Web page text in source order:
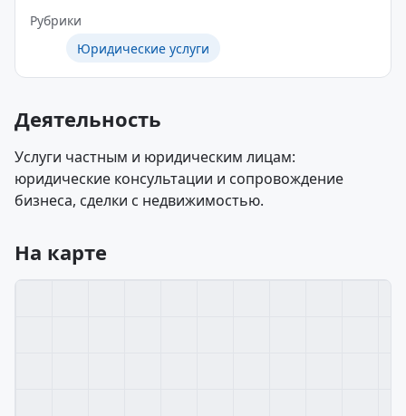
Рубрики
Юридические услуги
Деятельность
Услуги частным и юридическим лицам:
юридические консультации и сопровождение
бизнеса, сделки с недвижимостью.
На карте